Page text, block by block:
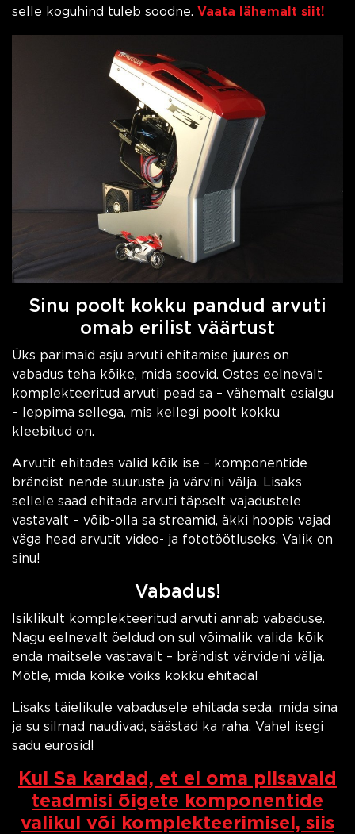
selle koguhind tuleb soodne. Vaata lähemalt siit!
Sinu poolt kokku pandud arvuti
omab erilist väärtust
Üks parimaid asju arvuti ehitamise juures on
vabadus teha kõike, mida soovid. Ostes eelnevalt
komplekteeritud arvuti pead sa – vähemalt esialgu
– leppima sellega, mis kellegi poolt kokku
kleebitud on.
Arvutit ehitades valid kõik ise – komponentide
brändist nende suuruste ja värvini välja. Lisaks
sellele saad ehitada arvuti täpselt vajadustele
vastavalt – võib-olla sa streamid, äkki hoopis vajad
väga head arvutit video- ja fototöötluseks. Valik on
sinu!
Vabadus!
Isiklikult komplekteeritud arvuti annab vabaduse.
Nagu eelnevalt öeldud on sul võimalik valida kõik
enda maitsele vastavalt – brändist värvideni välja.
Mõtle, mida kõike võiks kokku ehitada!
Lisaks täielikule vabadusele ehitada seda, mida sina
ja su silmad naudivad, säästad ka raha. Vahel isegi
sadu eurosid!
Kui Sa kardad, et ei oma piisavaid
teadmisi õigete komponentide
valikul või komplekteerimisel, siis